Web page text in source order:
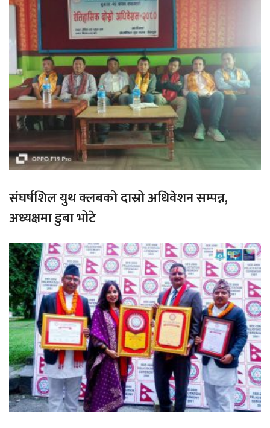
संघर्षशिल युथ क्लबको दास्रो अधिवेशन सम्पन्न,
अध्यक्षमा डुबा भोटे